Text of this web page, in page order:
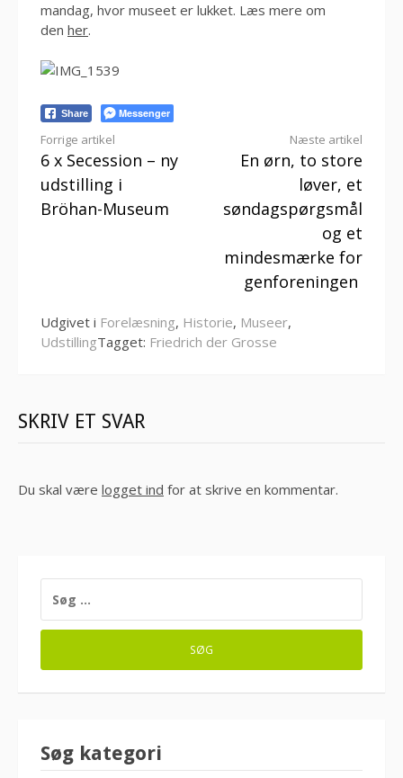
mandag, hvor museet er lukket. Læs mere om
den her.
Share Messenger
Læs
videre
Forrige artikel
6 x Secession – ny
udstilling i
Bröhan-Museum
Næste artikel
En ørn, to store
løver, et
søndagspørgsmål
og et
mindesmærke for
genforeningen
Udgivet i Forelæsning, Historie, Museer,
UdstillingTagget: Friedrich der Grosse
SKRIV ET SVAR
Du skal være logget ind for at skrive en kommentar.
EFTER:
Søg kategori